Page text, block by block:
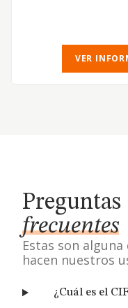
VER
Preguntas
frecuentes
Estas son
hacen nuestros
¿Cuál es el